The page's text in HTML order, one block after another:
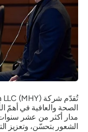
الصحة والعافية في أهمّ
الشعور بتحسّن، وتعزيز